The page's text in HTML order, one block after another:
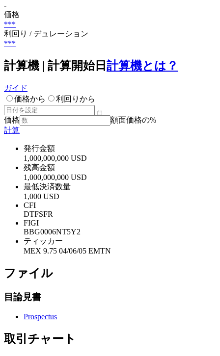
-
価格
***
利回り / デュレーション
***
計算機 | 計算開始日 計算機とは？
ガイド
価格から
利回りから
価格
額面価格の%
計算
発行金額
1,000,000,000 USD
残高金額
1,000,000,000 USD
最低決済数量
1,000 USD
CFI
DTFSFR
FIGI
BBG0006NT5Y2
ティッカー
MEX 9.75 04/06/05 EMTN
ファイル
目論見書
Prospectus
取引チャート